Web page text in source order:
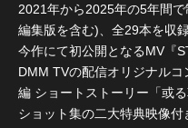
2021年から2025年の5年間
編集版を含む)、全29本を収録
今作にて初公開となるMV『
DMM TVの配信オリジナル
編 ショートストーリー「或
ショット集の二大特典映像付